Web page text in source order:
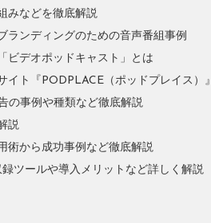
みなどを徹底解説
ランディングのための音声番組事例
ビデオポッドキャスト」とは
ト『PODPLACE（ポッドプレイス）』
の事例や種類など徹底解説
説
術から成功事例など徹底解説
ツールや導入メリットなど詳しく解説